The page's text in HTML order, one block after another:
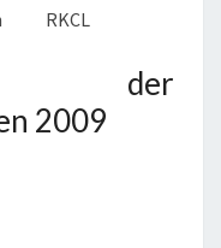
RKCL
der
2009